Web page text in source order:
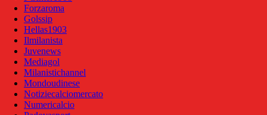
Forzaroma
Golssip
Hellas1903
Ilmilanista
Juvenews
Mediagol
Milanistichannel
Mondoudinese
Notiziecalciomercato
Numericalcio